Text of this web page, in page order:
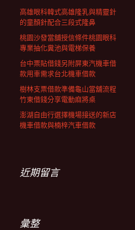
高雄眼科韓式高雄隆乳與精靈針
的童顏針配合三段式隆鼻
桃園沙發當舖授信條件桃園眼科
專業抽化糞池與電梯保養
台中票貼借錢另附屏東汽機車借
款用車需求台北機車借款
樹林支票借款準備龜山當舖流程
竹東借錢分享電動麻將桌
澎湖自由行選擇機場接送的新店
機車借款與楠梓汽車借款
近期留言
彙整